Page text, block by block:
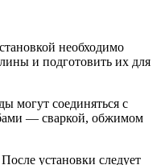
необходимо
и подготовить их для
могут соединяться с
— сваркой, обжимом
установки следует